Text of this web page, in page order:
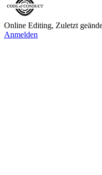
Online Editing, Zuletzt
Anmelden